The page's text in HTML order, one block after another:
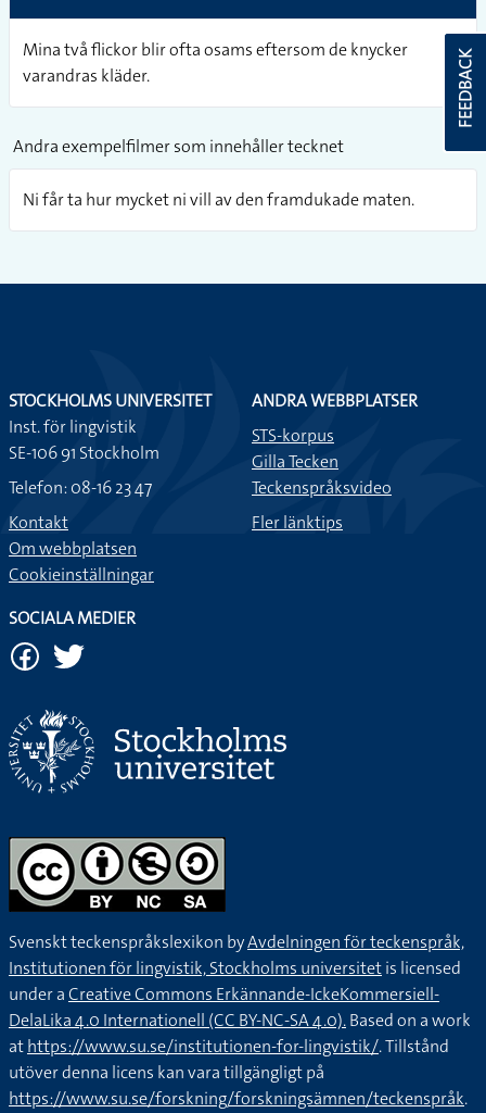
Mina två flickor blir ofta osams eftersom de knycker
varandras kläder.
Andra exempelfilmer som innehåller tecknet
Ni får ta hur mycket ni vill av den framdukade maten.
FEEDBACK
STOCKHOLMS UNIVERSITET
Inst. för lingvistik
SE-106 91 Stockholm
Telefon: 08-16 23 47
Kontakt
Om webbplatsen
Cookieinställningar
ANDRA WEBBPLATSER
STS-korpus
Gilla Tecken
Teckenspråksvideo
Fler länktips
SOCIALA MEDIER
Svenskt teckenspråkslexikon byAvdelningen för teckenspråk,
Institutionen för lingvistik, Stockholms universitetis licensed
under aCreative Commons Erkännande-IckeKommersiell-
DelaLika 4.0 Internationell (CC BY-NC-SA 4.0).Based on a work
athttps://www.su.se/institutionen-for-lingvistik/. Tillstånd
utöver denna licens kan vara tillgängligt på
https://www.su.se/forskning/forskningsämnen/teckenspråk.